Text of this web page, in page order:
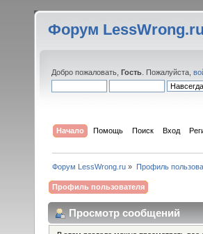
Форум LessWrong.ru
Добро пожаловать, Гость . Пожалуйста,
Начало Помощь Поиск Вход
Форум LessWrong.ru » Профиль
Профиль пользователя
Просмотр сообщений